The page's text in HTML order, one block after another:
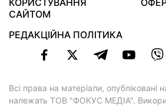
КОРИСТУВАННЯ
САЙТОМ
РЕДАКЦІЙНА ПОЛІТИКА
Всі права на матеріали, опубліковані
належать ТОВ "ФОКУС МЕДІА".